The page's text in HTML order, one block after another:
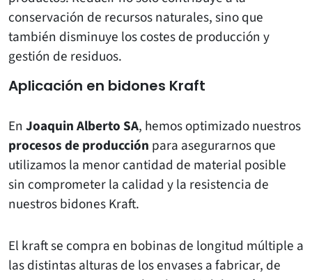
conservación de recursos naturales, sino que
también disminuye los costes de producción y
gestión de residuos.
Aplicación en bidones Kraft
En Joaquin Alberto SA, hemos optimizado nuestros
procesos de producción para asegurarnos que
utilizamos la menor cantidad de material posible
sin comprometer la calidad y la resistencia de
nuestros bidones Kraft.
El kraft se compra en bobinas de longitud múltiple a
las distintas alturas de los envases a fabricar, de